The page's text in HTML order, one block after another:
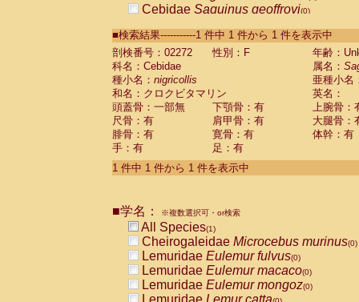
Cebidae Saguinus geoffroyi(0)
CebidaeSaguinus labiatus(0)
Cebidae Saguinus leucopus (0)
Cebidae
CebidaeSaguinus mystax
CebidaeSaguinus nigricollis (1)
Cebidae Saguinus oedipus
Cebidae Saguinus weddelli
Cebidae Saguinusspp.
Cebidae Aotus trivirgatus
Cebidae Cebus albifrons
CebidaeCebus nigrivittatus
CebidaeCebus
CebidaeSaimiri boliviensis(0)
CebidaeSaimiri sciureus(0)
AtelidaeAlouatta caraya(0)
AtelidaeAlouatta fusca(0)
AtelidaeAlouatta seniculus
■検索結果-----------1 件中 1 件から 1 件を表示中
剖検番号：02272
性別：F
年齢：
科名：Cebidae
属名：
種小名： nigricollis
亜種小名
和名：クロクビタマリン
英名：
頭蓋骨：一部無
下顎骨：有
上腕骨：
尺骨：有
肩甲骨：有
大腿骨：
腓骨：有
寛骨：有
体幹：有
手：有
足：有
1 件中 1 件から 1 件を表示中
■学名： ※複数選択可・or検索
All Species(1)
Cheirogaleidae Microcebus murinus(0)
Lemuridae Eulemur fulvus(0)
Lemuridae Eulemur macaco(0)
Lemuridae Eulemur mongoz(0)
Lemuridae Lemur catta